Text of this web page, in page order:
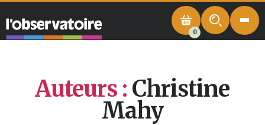
0
Auteurs : Christine
Mahy